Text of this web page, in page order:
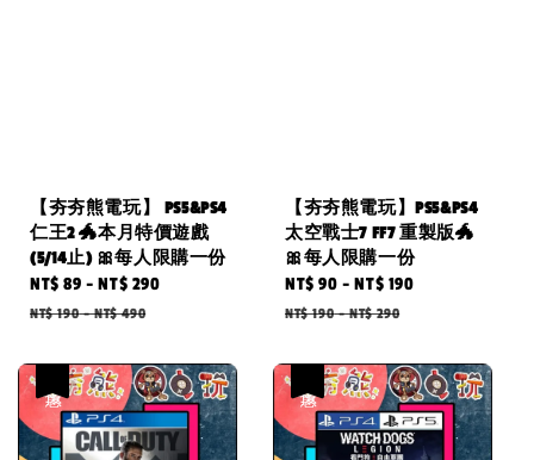
【夯夯熊電玩】 PS5&PS4
仁王2 🐲本月特價遊戲
(5/14止) 🎀每人限購一份
Sale
price
NT$ 89 -NT$ 290
NT$ 190-NT$ 490
【夯夯熊電玩】PS5&PS4
太空戰士7 FF7 重製版🐲
🎀每人限購一份
Sale
price
NT$ 90 -NT$ 190
NT$ 190-NT$ 290